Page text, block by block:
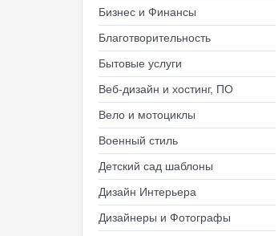
Бизнес и Финансы
Благотворительность
Бытовые услуги
Веб-дизайн и хостинг, ПО
Вело и мотоциклы
Военный стиль
Детский сад шаблоны
Дизайн Интерьера
Дизайнеры и Фотографы